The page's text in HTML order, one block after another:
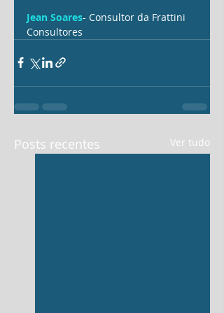
Jean Soares- Consultor da Frattini
Consultores
Posts recentes Ver tudo